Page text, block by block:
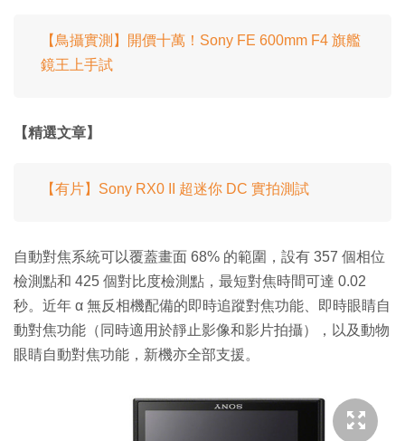
【鳥攝實測】開價十萬！Sony FE 600mm F4 旗艦
鏡王上手試
【精選文章】
【有片】Sony RX0 II 超迷你 DC 實拍測試
自動對焦系統可以覆蓋畫面 68% 的範圍，設有 357 個相位
檢測點和 425 個對比度檢測點，最短對焦時間可達 0.02
秒。近年 α 無反相機配備的即時追蹤對焦功能、即時眼睛自
動對焦功能（同時適用於靜止影像和影片拍攝），以及動物
眼睛自動對焦功能，新機亦全部支援。